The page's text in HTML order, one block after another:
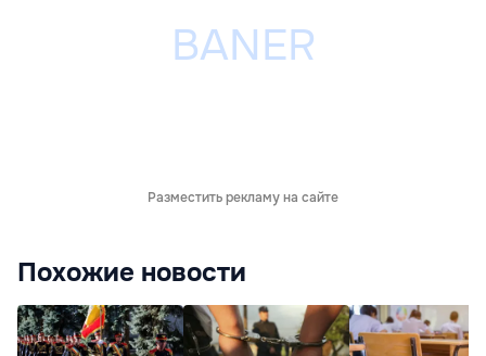
Разместить рекламу на сайте
Похожие новости